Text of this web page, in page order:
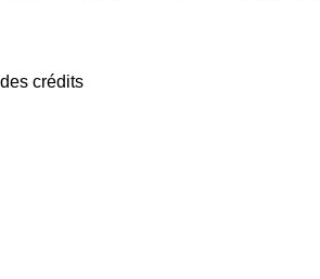
crédits